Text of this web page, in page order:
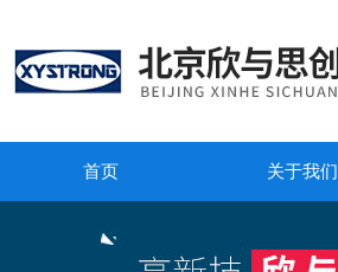
首页 关于我们